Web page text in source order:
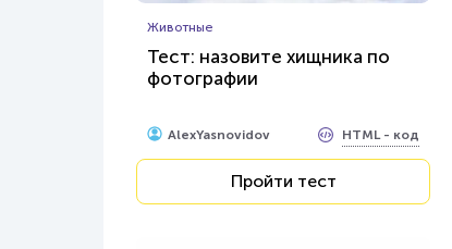
Животные
Тест: назовите хищника по
фотографии
AlexYasnovidov HTML - код
Пройти тест